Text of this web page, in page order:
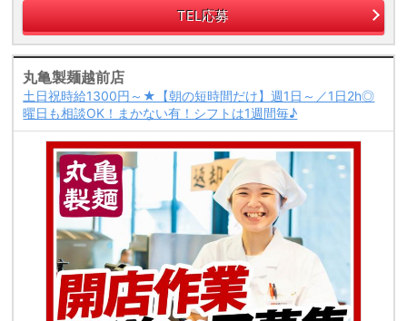
TEL応募
丸亀製麺越前店
土日祝時給1300円～★【朝の短時間だけ】週1日～／1日2h◎
曜日も相談OK！まかない有！シフトは1週間毎♪